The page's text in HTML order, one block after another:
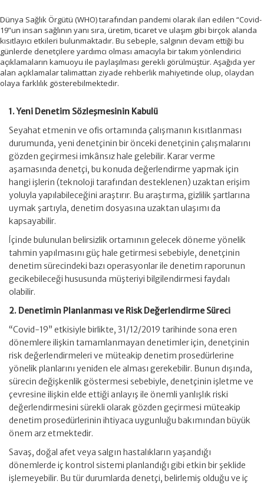
Dünya Sağlık Örgütü (WHO) tarafından pandemi olarak ilan edilen “Covid-
19”un insan sağlının yanı sıra, üretim, ticaret ve ulaşım gibi birçok alanda
kısıtlayıcı etkileri bulunmaktadır. Bu sebeple, salgının devam ettiği bu
günlerde denetçilere yardımcı olması amacıyla bir takım yönlendirici
açıklamaların kamuoyu ile paylaşılması gerekli görülmüştür. Aşağıda yer
alan açıklamalar talimattan ziyade rehberlik mahiyetinde olup, olaydan
olaya farklılık gösterebilmektedir.
1. Yeni Denetim Sözleşmesinin Kabulü
Seyahat etmenin ve ofis ortamında çalışmanın kısıtlanması
durumunda, yeni denetçinin bir önceki denetçinin çalışmalarını
gözden geçirmesi imkânsız hale gelebilir. Karar verme
aşamasında denetçi, bu konuda değerlendirme yapmak için
hangi işlerin (teknoloji tarafından desteklenen) uzaktan erişim
yoluyla yapılabileceğini araştırır. Bu araştırma, gizlilik şartlarına
uymak şartıyla, denetim dosyasına uzaktan ulaşımı da
kapsayabilir.
İçinde bulunulan belirsizlik ortamının gelecek döneme yönelik
tahmin yapılmasını güç hale getirmesi sebebiyle, denetçinin
denetim sürecindeki bazı operasyonlar ile denetim raporunun
gecikebileceği hususunda müşteriyi bilgilendirmesi faydalı
olabilir.
2. Denetimin Planlanması ve Risk Değerlendirme Süreci
“Covid-19” etkisiyle birlikte, 31/12/2019 tarihinde sona eren
dönemlere ilişkin tamamlanmayan denetimler için, denetçinin
risk değerlendirmeleri ve müteakip denetim prosedürlerine
yönelik planlarını yeniden ele alması gerekebilir. Bunun dışında,
sürecin değişkenlik göstermesi sebebiyle, denetçinin işletme ve
çevresine ilişkin elde ettiği anlayış ile önemli yanlışlık riski
değerlendirmesini sürekli olarak gözden geçirmesi müteakip
denetim prosedürlerinin ihtiyaca uygunluğu bakımından büyük
önem arz etmektedir.
Savaş, doğal afet veya salgın hastalıkların yaşandığı
dönemlerde iç kontrol sistemi planlandığı gibi etkin bir şeklide
işlemeyebilir. Bu tür durumlarda denetçi, belirlemiş olduğu ve iç